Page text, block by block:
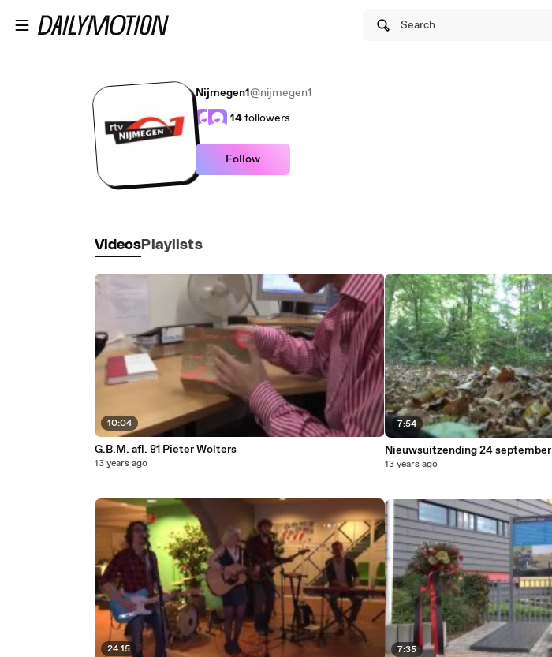
Search
Nijmegen1@nijmegen1
14followers
Follow
Videos Playlists
10:04
G.B.M. afl. 81 Pieter Wolters
13 years ago
24:15
7:54
Nieuwsuitzending 24 september
13 years ago
7:35